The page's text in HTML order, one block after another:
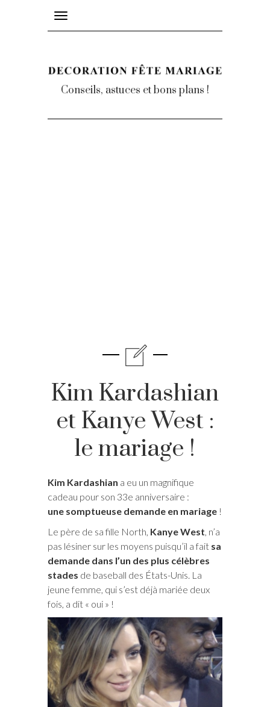
Toggle
navigation
Conseils, astuces et bons plans !
Kim Kardashian
et Kanye West :
le mariage !
Kim Kardashian a eu un magnifique
cadeau pour son 33e anniversaire :
une somptueuse demande en mariage !
Le père de sa fille North, Kanye West, n’a
pas lésiner sur les moyens puisqu’il a fait sa
demande dans l’un des plus célèbres
stades de baseball des États-Unis. La
jeune femme, qui s’est déjà mariée deux
fois, a dit « oui » !